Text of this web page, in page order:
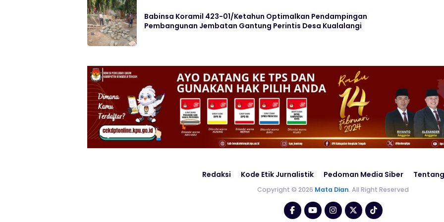
Babinsa Koramil 423-01/Ketahun Optimalkan Pendampingan
Pembangunan Jembatan Gantung Perintis Desa Kualalangi
Redaksi Kode Etik Jurnalistik Pedoman Media Siber
Copyright © 2026 Mata Dian. All Right Reserved